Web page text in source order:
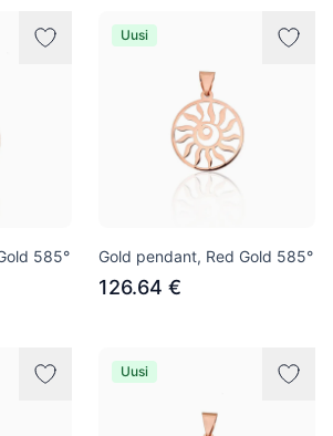
585°
Uusi
Gold pendant, Red Gold 585°
126.64 €
Uusi